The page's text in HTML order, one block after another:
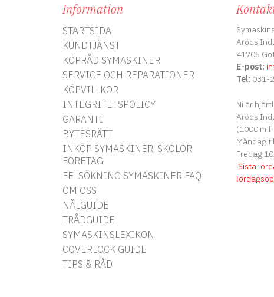
Information
STARTSIDA
KUNDTJÄNST
KÖPRÅD SYMASKINER
SERVICE OCH REPARATIONER
KÖPVILLKOR
INTEGRITETSPOLICY
GARANTI
BYTESRÄTT
INKÖP SYMASKINER, SKOLOR,
FÖRETAG
FELSÖKNING SYMASKINER FAQ
OM OSS
NÅLGUIDE
TRÅDGUIDE
SYMASKINSLEXIKON
COVERLOCK GUIDE
TIPS & RÅD
Aröds
41705
E-post:
Tel: 031-
Ni är
Aröds
(1000 m
Måndag
Fredag
Sista